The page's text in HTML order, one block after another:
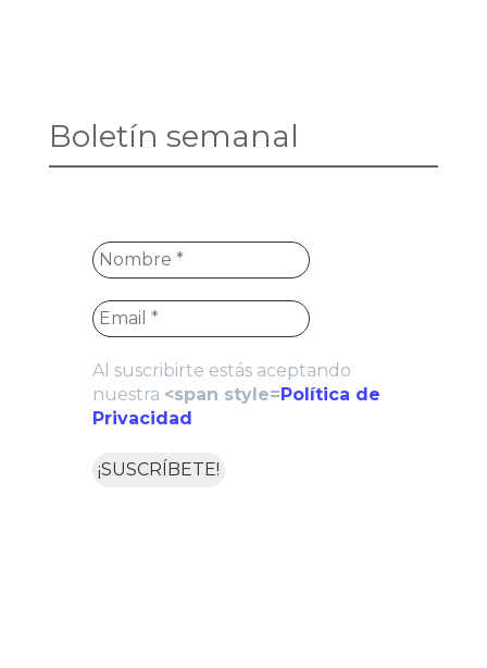
Boletín semanal
Al suscribirte estás aceptando
nuestra <span style=Política de
Privacidad